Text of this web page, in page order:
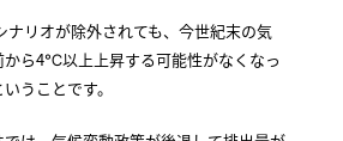
ナリオが除外されても、今世紀末の気
から4℃以上上昇する可能性がなくなっ
うことです。